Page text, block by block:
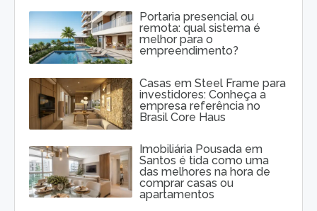
Portaria presencial ou
remota: qual sistema é
melhor para o
empreendimento?
Casas em Steel Frame para
investidores: Conheça a
empresa referência no
Brasil Core Haus
Imobiliária Pousada em
Santos é tida como uma
das melhores na hora de
comprar casas ou
apartamentos